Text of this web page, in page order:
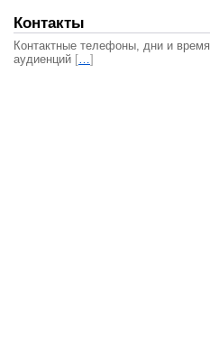
Контакты
Контактные телефоны, дни и время
аудиенций […]